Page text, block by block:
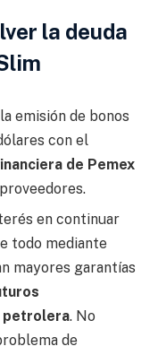
la deuda
emisión de bonos
con el
de Pemex
en continuar
todo mediante
mayores garantías
petrolera. No
de